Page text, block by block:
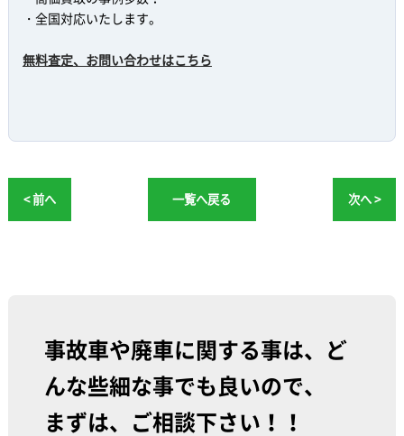
・全国対応いたします。
無料査定、お問い合わせはこちら
< 前へ 一覧へ戻る 次へ >
事故車や廃車に関する事は、ど
んな些細な事でも良いので、
まずは、ご相談下さい！！